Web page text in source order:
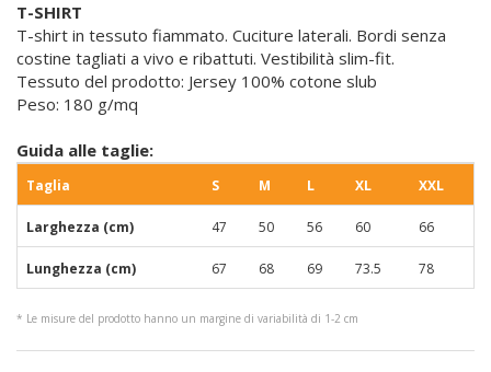
T-SHIRT
T-shirt in tessuto fiammato. Cuciture laterali. Bordi senza
costine tagliati a vivo e ribattuti. Vestibilità slim-fit.
Tessuto del prodotto: Jersey 100% cotone slub
Peso: 180 g/mq
Guida alle taglie:
Taglia S M L XL XXL
Larghezza (cm) 47 50 56 60 66
Lunghezza (cm) 67 68 69 73.5 78
* Le misure del prodotto hanno un margine di variabilità di 1-2 cm